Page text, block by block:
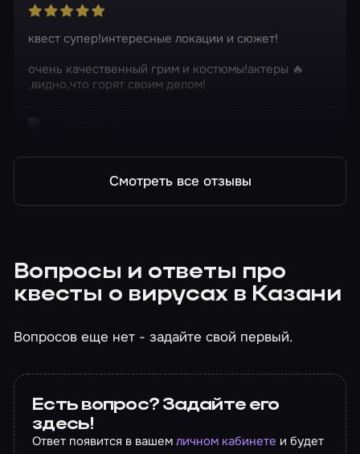
квест супер!интересные локации и сюжет!
очень качественный грим и костюмы!актеры 🔥
,видно,что горят своим делом!
Смотреть все отзывы
Вопросы и ответы про
квесты о вирусах в Казани
Вопросов еще нет - задайте свой первый.
Есть вопрос? Задайте его
здесь!
Ответ появится в вашемличном кабинете и будет